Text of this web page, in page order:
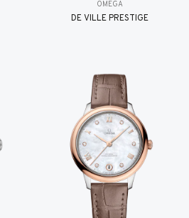
OMEGA
DE VILLE PRESTIGE